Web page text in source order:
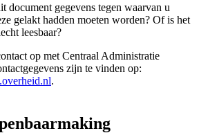
document gegevens tegen waarvan u
gelakt hadden moeten worden? Of is het
leesbaar?
op met Centraal Administratie
zijn te vinden op:
.